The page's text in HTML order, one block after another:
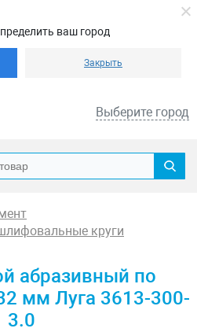
ваш город
Закрыть
Выберите город
круги
абразивный по
мм Луга 3613-300-
3.0